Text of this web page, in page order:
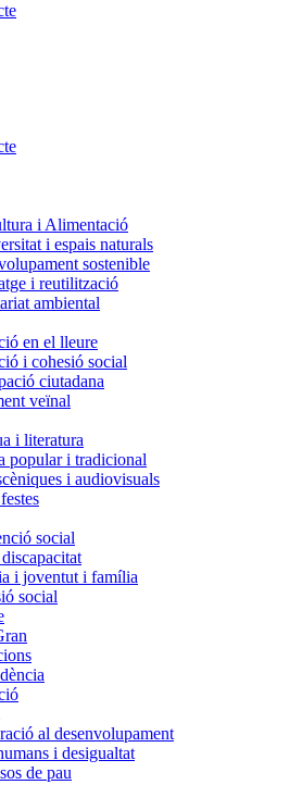
i Alimentació
i espais naturals
sostenible
i reutilització
ambiental
en el lleure
i cohesió social
ciutadana
veïnal
i literatura
popular i tradicional
i audiovisuals
social
i joventut i família
social
al desenvolupament
i desigualtat
de pau